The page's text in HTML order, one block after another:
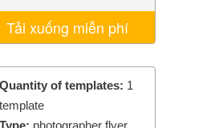
ảnh
Tải xuống miễn phí
Quantity of templates: 1
template
Type: photographer flyer